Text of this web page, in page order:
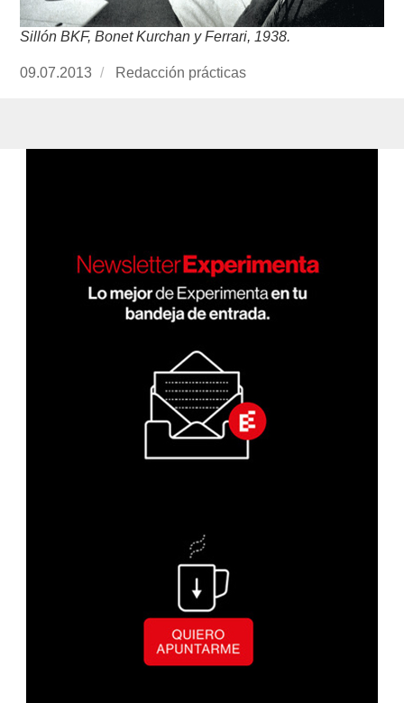
Sillón BKF, Bonet Kurchan y Ferrari, 1938.
Publicado
09.07.2013
https://www.experimenta.es/author/redaccion-
Redacción prácticas